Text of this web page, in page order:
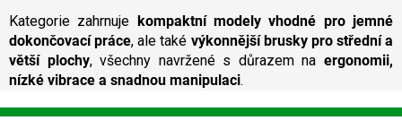
s
u
Kategorie zahrnuje
kompaktní modely vhodné pro jemné
dokončovací práce, ale také výkonnější brusky pro střední a
větší plochy, všechny navržené s důrazem naergonomii,
nízké vibrace a snadnou manipulaci.
Z